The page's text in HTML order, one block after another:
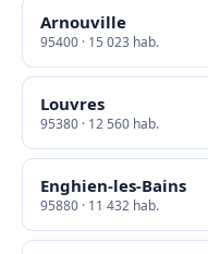
Arnouville
95400 · 15 023 hab.
Louvres
95380 · 12 560 hab.
Enghien-les-Bains
95880 · 11 432 hab.